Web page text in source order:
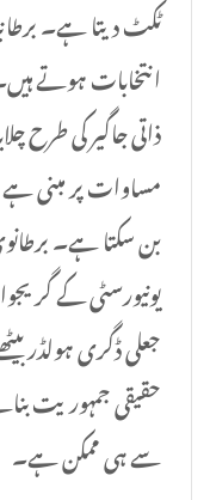
ٹکٹ دیتا ہے۔
انتخابات ہوتے
ذاتی جاگیر کی طرح
مساوات پر مبنی ہے
یونیورسٹی کے
جعلی ڈگری ہولڈر
حقیقی جمہوریت
سے ہی ممکن ہے۔